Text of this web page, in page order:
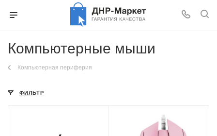
Компьютерные мыши
Компьютерная периферия
ФИЛЬТР
Материал корпуса